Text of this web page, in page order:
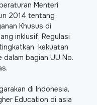
Menteri
2014 tentang
Khusus di
inklusif; Regulasi
kekuatan
dalam bagian UU No.
di Indonesia,
Education di asia